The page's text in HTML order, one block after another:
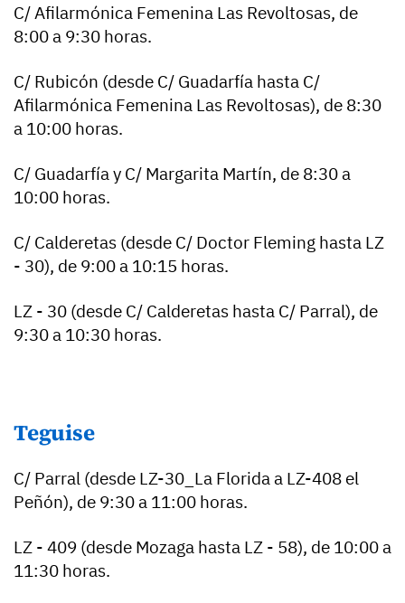
C/ Afilarmónica Femenina Las Revoltosas, de
8:00 a 9:30 horas.
C/ Rubicón (desde C/ Guadarfía hasta C/
Afilarmónica Femenina Las Revoltosas), de 8:30
a 10:00 horas.
C/ Guadarfía y C/ Margarita Martín, de 8:30 a
10:00 horas.
C/ Calderetas (desde C/ Doctor Fleming hasta LZ
- 30), de 9:00 a 10:15 horas.
LZ - 30 (desde C/ Calderetas hasta C/ Parral), de
9:30 a 10:30 horas.
Teguise
C/ Parral (desde LZ-30_La Florida a LZ-408 el
Peñón), de 9:30 a 11:00 horas.
LZ - 409 (desde Mozaga hasta LZ - 58), de 10:00 a
11:30 horas.